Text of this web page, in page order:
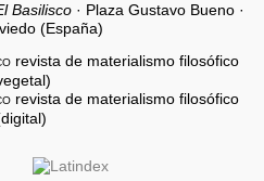
Basilisco · Plaza Gustavo Bueno ·
(España)
revista de materialismo filosófico
revista de materialismo filosófico